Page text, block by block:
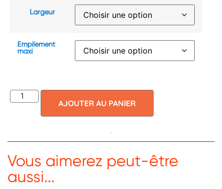
Largeur
Empilement
maxi
AJOUTER AU PANIER
Vous aimerez peut-être
aussi...